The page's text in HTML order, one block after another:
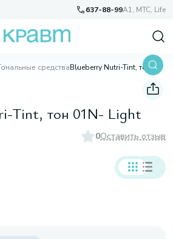
637-88-99A1, МТС, Life
средства Blueberry Nutri-Tint, тон 01N- Light
Tint, тон 01N- Light
0Оставить отзыв